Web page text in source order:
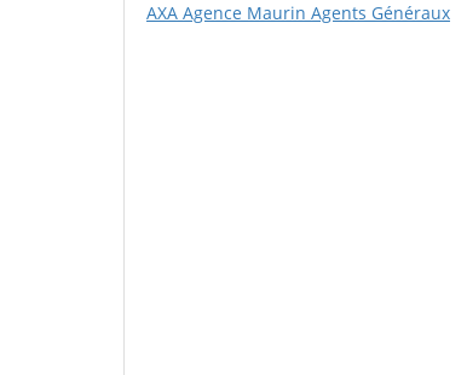
AXA Agence Maurin Agents Généraux